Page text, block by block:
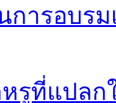
การอบร
หรูที่แปลก